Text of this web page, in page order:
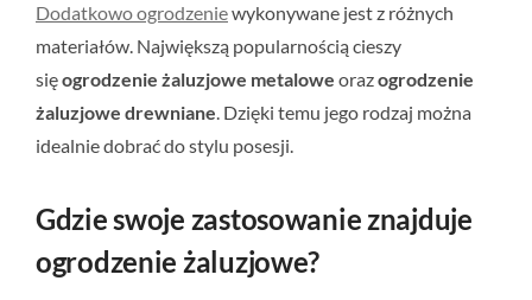
Dodatkowo ogrodzeniewykonywane jest z różnych
materiałów. Największą popularnością cieszy
sięogrodzenie żaluzjowe metalowe orazogrodzenie
żaluzjowe drewniane. Dzięki temu jego rodzaj można
idealnie dobrać do stylu posesji.
Gdzie swoje zastosowanie znajduje
ogrodzenie żaluzjowe?